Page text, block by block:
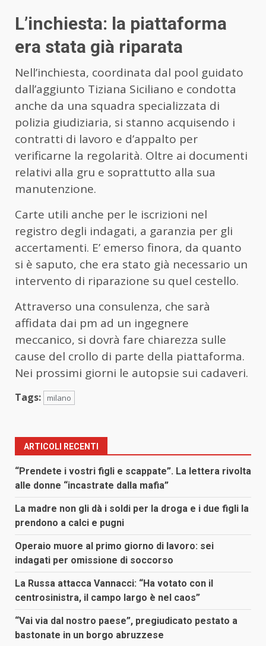
L’inchiesta: la piattaforma
era stata già riparata
Nell’inchiesta, coordinata dal pool guidato
dall’aggiunto Tiziana Siciliano e condotta
anche da una squadra specializzata di
polizia giudiziaria, si stanno acquisendo i
contratti di lavoro e d’appalto per
verificarne la regolarità. Oltre ai documenti
relativi alla gru e soprattutto alla sua
manutenzione.
Carte utili anche per le iscrizioni nel
registro degli indagati, a garanzia per gli
accertamenti. E’ emerso finora, da quanto
si è saputo, che era stato già necessario un
intervento di riparazione su quel cestello.
Attraverso una consulenza, che sarà
affidata dai pm ad un ingegnere
meccanico, si dovrà fare chiarezza sulle
cause del crollo di parte della piattaforma.
Nei prossimi giorni le autopsie sui cadaveri.
Tags: milano
ARTICOLI RECENTI
“Prendete i vostri figli e scappate”. La lettera rivolta
alle donne “incastrate dalla mafia”
La madre non gli dà i soldi per la droga e i due figli la
prendono a calci e pugni
Operaio muore al primo giorno di lavoro: sei
indagati per omissione di soccorso
La Russa attacca Vannacci: “Ha votato con il
centrosinistra, il campo largo è nel caos”
“Vai via dal nostro paese”, pregiudicato pestato a
bastonate in un borgo abruzzese